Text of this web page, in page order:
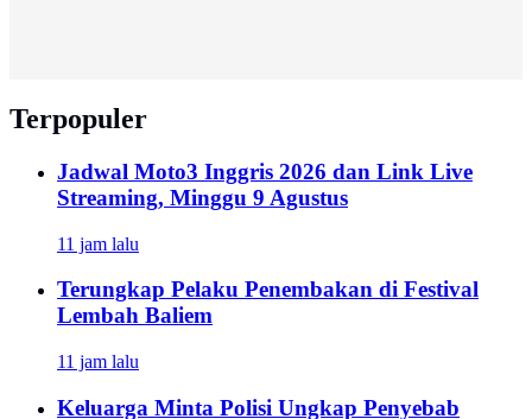
Terpopuler
Jadwal Moto3 Inggris 2026 dan Link Live
Streaming, Minggu 9 Agustus
11 jam lalu
Terungkap Pelaku Penembakan di Festival
Lembah Baliem
11 jam lalu
Keluarga Minta Polisi Ungkap Penyebab